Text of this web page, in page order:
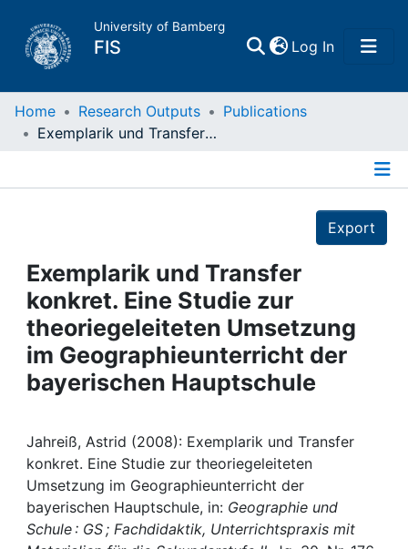
University of Bamberg
FIS Log In(current)
Home
Projects
People
Institutions
My FIS
Help
Home Research Outputs
Publications
Exemplarik und Transfer konkret. Eine Studie zur theoriegeleiteten Umsetzung im Geographieunterricht der bayerischen Hauptschule
Export
Exemplarik und Transfer
konkret. Eine Studie zur
theoriegeleiteten Umsetzung
im Geographieunterricht der
bayerischen Hauptschule
Jahreiß, Astrid (2008): Exemplarik und Transfer
konkret. Eine Studie zur theoriegeleiteten
Umsetzung im Geographieunterricht der
bayerischen Hauptschule, in: Geographie und
Schule : GS ; Fachdidaktik, Unterrichtspraxis mit